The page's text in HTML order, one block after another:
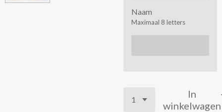
Naam
Maximaal 8 letters
In
winkelwagen